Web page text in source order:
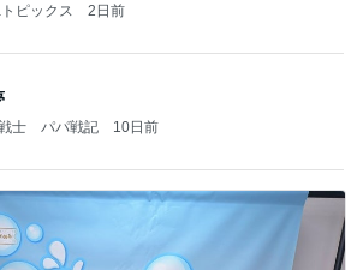
ピックス 2日前
士 パパ戦記 10日前